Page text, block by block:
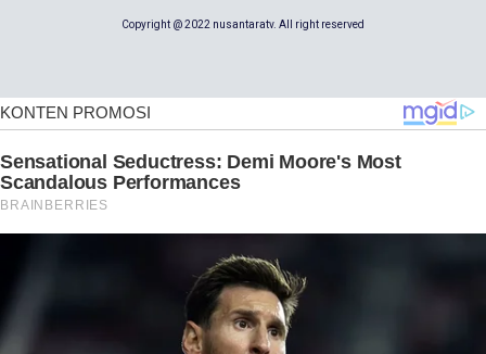
Copyright @ 2022 nusantaratv. All right reserved